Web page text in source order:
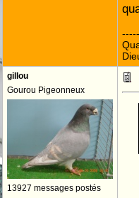
gillou
Gourou Pigeonneux
13927 messages postés